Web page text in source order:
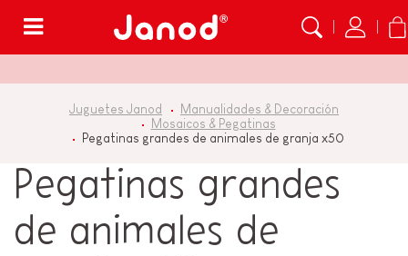
Juguetes Janod
Manualidades & Decoración
Mosaicos & Pegatinas
Pegatinas grandes de animales de granja x50
Pegatinas grandes
de animales de